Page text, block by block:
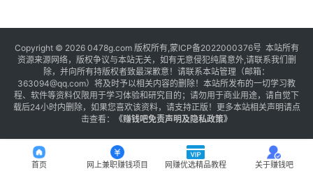
Copyright © 2026 0478g.com 版权所有,蒙ICP备2022000376号 本站所有
资源来源网络，版权争议与本站无关，如有无意侵犯纯属意外,请联系我们删
除，并向所有持版权者致最深歉意！请联系本站管理（邮箱：
363094@qq.com）将及时予以相关内容的删除！本站所发布的一切学习教
程、软件等资料仅限用于学习体验和研究目的；请勿用于商业用途，请自觉下
载后24小时内删除，如果您喜欢该资料，请支持正版！更多本站相关声明请点
击查看：
《赚钱吧免责声明及隐私政策》
首页 网上兼职赚钱项目 网赚优选精品教程 关于赚钱吧